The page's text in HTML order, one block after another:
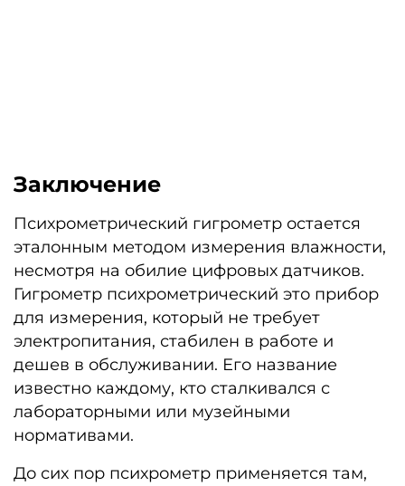
Заключение
Психрометрический гигрометр остается
эталонным методом измерения влажности,
несмотря на обилие цифровых датчиков.
Гигрометр психрометрический это прибор
для измерения, который не требует
электропитания, стабилен в работе и
дешев в обслуживании. Его название
известно каждому, кто сталкивался с
лабораторными или музейными
нормативами.
До сих пор психрометр применяется там,